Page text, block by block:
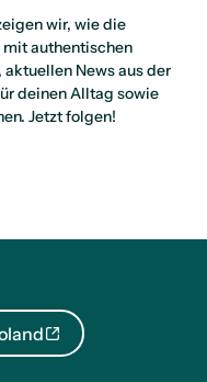
wir, wie die
authentischen
News aus der
deinen Alltag sowie
Jetzt folgen!